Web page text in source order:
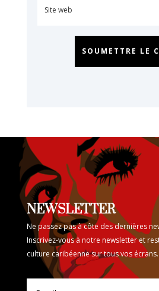
SOUMETTRE LE
NEWSLETTER
Ne passez pas à côte des dernières
Inscrivez-vous à notre newsletter et
culture caribéenne sur tous vos écrans.